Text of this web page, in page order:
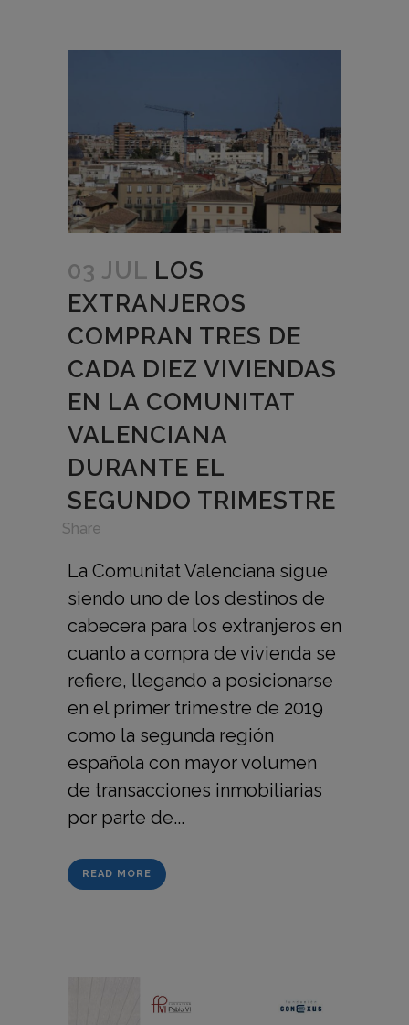
03 JUL LOS
EXTRANJEROS
COMPRAN TRES DE
CADA DIEZ VIVIENDAS
EN LA COMUNITAT
VALENCIANA
DURANTE EL
SEGUNDO TRIMESTRE
Share
La Comunitat Valenciana sigue
siendo uno de los destinos de
cabecera para los extranjeros en
cuanto a compra de vivienda se
refiere, llegando a posicionarse
en el primer trimestre de 2019
como la segunda región
española con mayor volumen
de transacciones inmobiliarias
por parte de...
READ MORE